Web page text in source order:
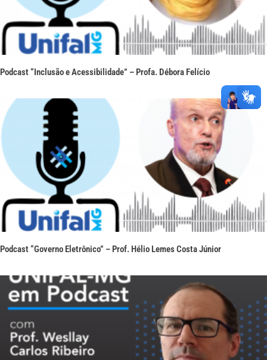
Podcast “Inclusão e Acessibilidade” – Profa. Débora Felício
Podcast “Governo Eletrônico” – Prof. Hélio Lemes Costa Júnior